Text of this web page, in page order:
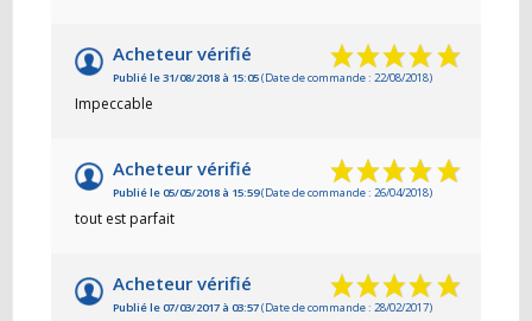
Acheteur vérifié
Publié le 31/08/2018 à 15:05(Date de commande : 22/08/2018)
Impeccable
Acheteur vérifié
Publié le 05/05/2018 à 15:59(Date de commande : 26/04/2018)
tout est parfait
Acheteur vérifié
Publié le 07/03/2017 à 03:57(Date de commande : 28/02/2017)